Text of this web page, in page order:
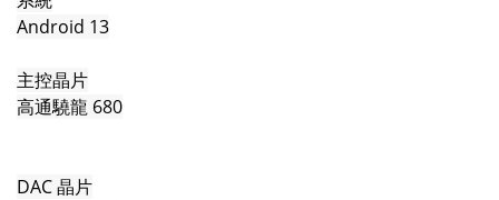
Android 13
主控晶片
高通驍龍 680
DAC 晶片